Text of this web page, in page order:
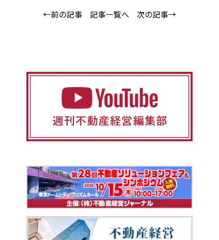
←前の記事 記事一覧へ 次の記事→